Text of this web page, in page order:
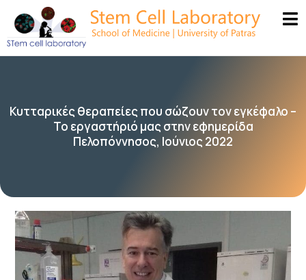
Κυτταρικές θεραπείες που σώζουν τον εγκέφαλο –
Το εργαστήριό μας στην εφημερίδα
Πελοπόννησος, Ιούνιος 2022